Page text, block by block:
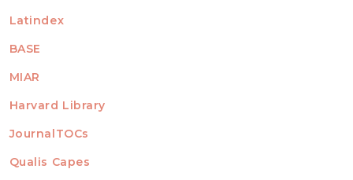
Latindex
BASE
MIAR
Harvard Library
JournalTOCs
Qualis Capes